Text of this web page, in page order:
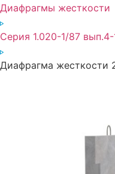
Диафрагмы жесткости
Серия 1.020-1/87 вып.4-
Диафрагма жесткости